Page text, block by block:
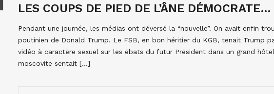
LES COUPS DE PIED DE L’ÂNE DÉMOCRATE…
Pendant une journée, les médias ont déversé la “nouvelle”. On avait enfin
poutinien de Donald Trump. Le FSB, en bon héritier du KGB, tenait Trump
vidéo à caractère sexuel sur les ébats du futur Président dans un grand
moscovite sentait […]